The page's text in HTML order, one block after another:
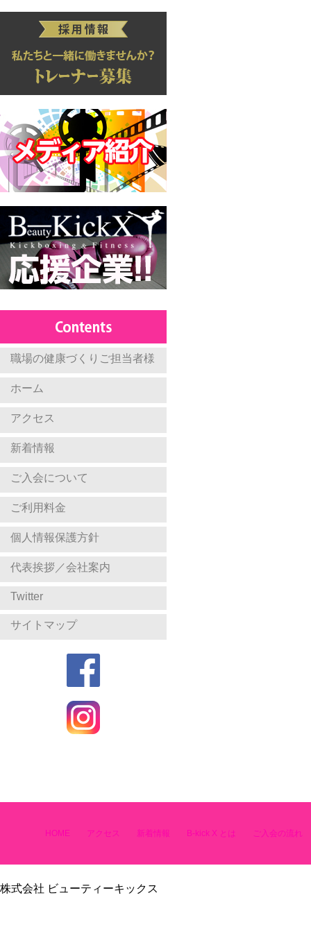
職場の健康づくりご担当者様
ホーム
アクセス
新着情報
ご入会について
ご利用料金
個人情報保護方針
代表挨拶／会社案内
Twitter
サイトマップ
HOME アクセス 新着情報 B-kick X とは ご入会の流れ
株式会社 ビューティーキックス